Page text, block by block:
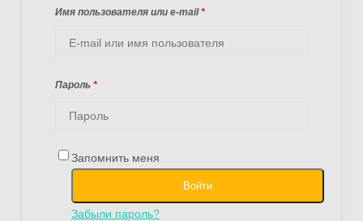
Имя пользователя или e-mail*
Пароль *
Запомнить меня
Войти
Забыли пароль?